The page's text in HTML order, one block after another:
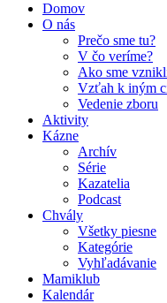
Domov
O nás
Prečo sme tu?
V čo veríme?
Ako sme
Vzťah k iným
Vedenie zboru
Aktivity
Kázne
Archív
Série
Kazatelia
Podcast
Chvály
Všetky piesne
Kategórie
Vyhľadávanie
Mamiklub
Kalendár